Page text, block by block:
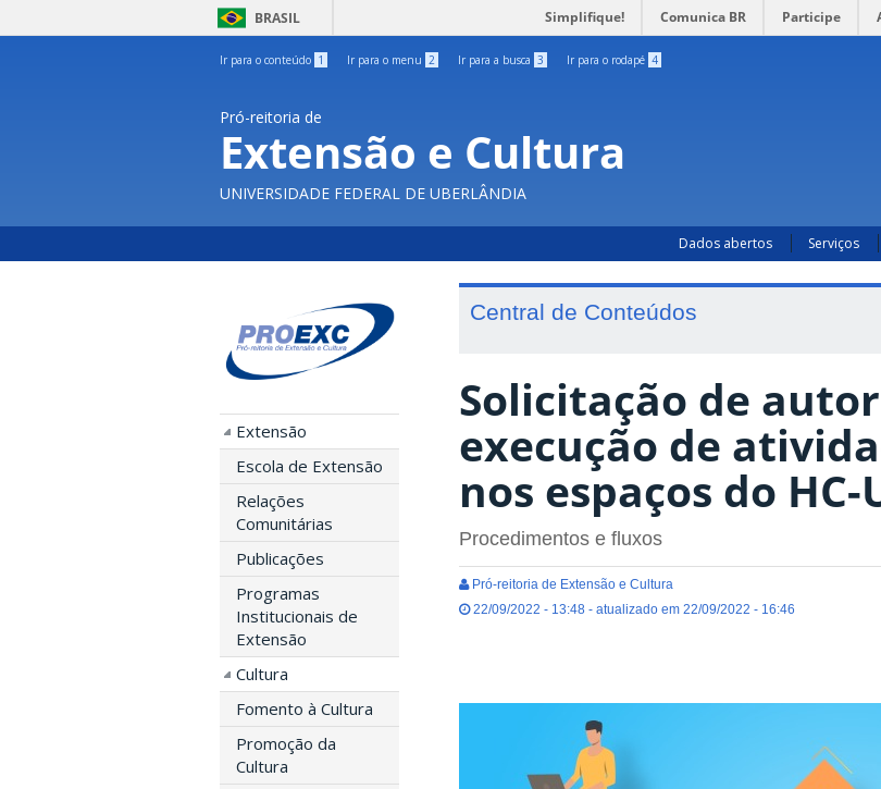
BRASIL Simplifique! Comunica BR Participe
Ir para o conteúdo 1 Ir para o menu 2 Ir para a busca 3 Ir para o rodapé 4
Pró-reitoria de
Extensão e Cultura
UNIVERSIDADE FEDERAL DE UBERLÂNDIA
Dados abertos Serviços
Extensão
Escola de Extensão
Relações
Comunitárias
Publicações
Programas
Institucionais de
Extensão
Cultura
Fomento à Cultura
Promoção da
Cultura
Central de Conteúdos
Solicitação de
execução de
nos espaços do HC-
Procedimentos e fluxos
Pró-reitoria de Extensão e Cultura
22/09/2022 - 13:48 - atualizado em 22/09/2022 - 16:46